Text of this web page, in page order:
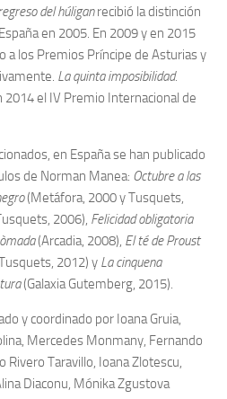
del húliganrecibió la distinción
en 2005. En 2009 y en 2015
a los Premios Príncipe de Asturias y
La quinta imposibilidad.
2014 el IV Premio Internacional de
en España se han publicado
de Norman Manea: Octubre a las
(Metáfora, 2000 y Tusquets,
2006), Felicidad obligatoria
(Arcadia, 2008), El té de Proust
2012) y La cinquena
(Galaxia Gutemberg, 2015).
y coordinado por Ioana Gruia,
Mercedes Monmany, Fernando
Rivero Taravillo, Ioana Zlotescu,
Diaconu, Mónika Zgustova